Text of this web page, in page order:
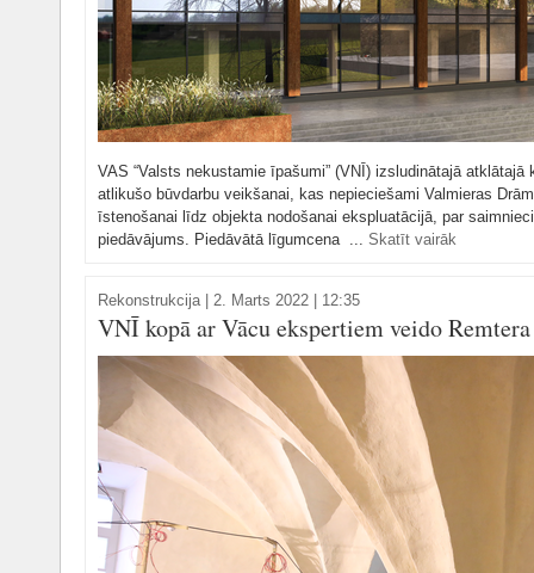
VAS “Valsts nekustamie īpašumi” (VNĪ) izsludinātajā
atlikušo būvdarbu veikšanai, kas nepieciešami Valmieras
īstenošanai līdz objekta nodošanai ekspluatācijā, par
piedāvājums. Piedāvātā līgumcena ... Skatīt vairāk
Rekonstrukcija| 2. Marts 2022 | 12:35
VNĪ kopā ar Vācu ekspertiem veido